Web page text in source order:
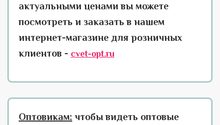
актуальными ценами вы можете
посмотреть и заказать в нашем
интернет-магазине для розничных
клиентов - cvet-opt.ru
Оптовикам: чтобы видеть оптовые